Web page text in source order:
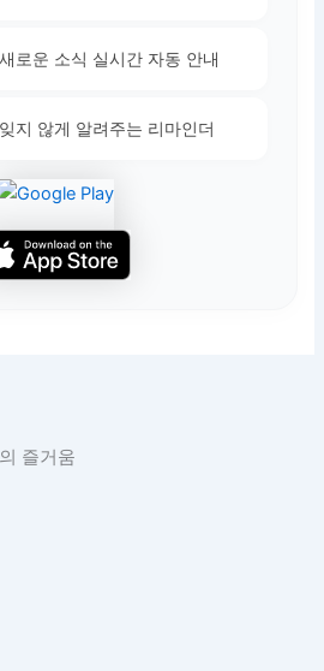
로운 소식 실시간 자동 안내
지 않게 알려주는 리마인더
즐거움